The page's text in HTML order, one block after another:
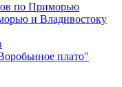
по Приморью
и Владивостоку
плато"